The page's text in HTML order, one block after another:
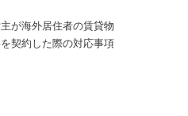
が海外居住者の賃貸物
契約した際の対応事項